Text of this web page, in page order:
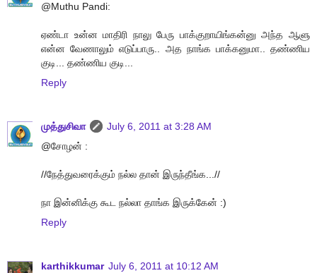
@Muthu Pandi:
ஏண்டா உன்ன மாதிரி நாலு பேரு பாக்குறாயிங்கன்னு அந்த ஆளு
என்ன வேணாலும் எடுப்பாரு.. அத நாங்க பாக்கனுமா.. தண்ணிய
குடி... தண்ணிய குடி...
Reply
முத்துசிவா
July 6, 2011 at 3:28 AM
@சோழன் :
//நேத்துவரைக்கும் நல்ல தான் இருந்தீங்க...//
நா இன்னிக்கு கூட நல்லா தாங்க இருக்கேன் :)
Reply
karthikkumar July 6, 2011 at 10:12 AM